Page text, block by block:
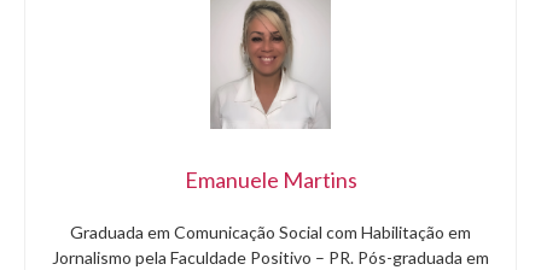
Emanuele Martins
Graduada em Comunicação Social com Habilitação em
Jornalismo pela Faculdade Positivo – PR. Pós-graduada em